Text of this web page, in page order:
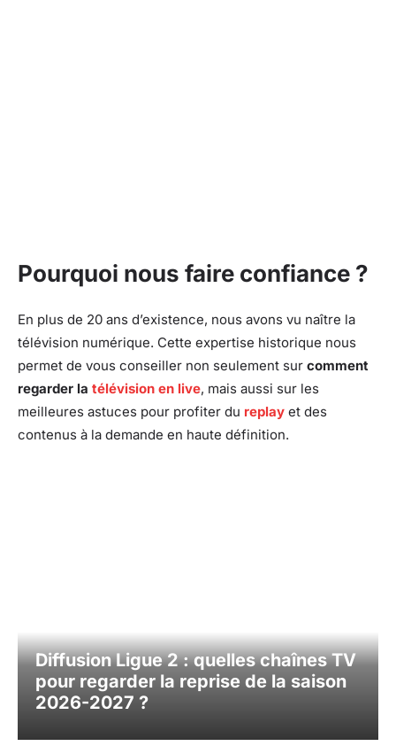
Pourquoi nous faire confiance ?
En plus de 20 ans d’existence, nous avons vu naître la
télévision numérique. Cette expertise historique nous
permet de vous conseiller non seulement sur comment
regarder la télévision en live, mais aussi sur les
meilleures astuces pour profiter du replay et des
contenus à la demande en haute définition.
Diffusion Ligue 2 : quelles chaînes TV
pour regarder la reprise de la saison
2026-2027 ?